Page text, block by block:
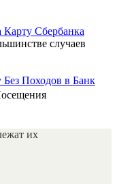
Сбербанка
случаев
Походов в Банк
их